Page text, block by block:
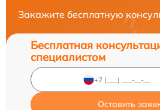
Закажите бесплатную
Бесплатная
специалистом
Оставить